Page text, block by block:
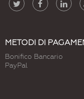
METODI DI
Bonifico Bancario
PayPal